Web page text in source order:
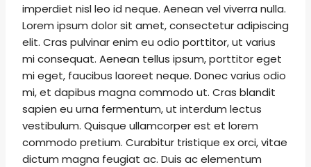
imperdiet nisl leo id neque. Aenean vel viverra nulla.
Lorem ipsum dolor sit amet, consectetur adipiscing
elit. Cras pulvinar enim eu odio porttitor, ut varius
mi consequat. Aenean tellus ipsum, porttitor eget
mi eget, faucibus laoreet neque. Donec varius odio
mi, et dapibus magna commodo ut. Cras blandit
sapien eu urna fermentum, ut interdum lectus
vestibulum. Quisque ullamcorper est et lorem
commodo pretium. Curabitur tristique ex orci, vitae
dictum magna feugiat ac. Duis ac elementum